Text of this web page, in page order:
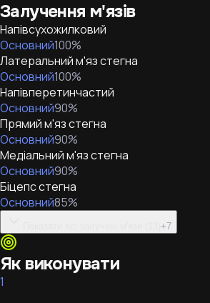
Залучення м'язів
Напівсухожилковий
Основний100%
Латеральний м'яз стегна
Основний100%
Напівперетинчастий
Основний90%
Прямий м'яз стегна
Основний90%
Медіальний м'яз стегна
Основний90%
Біцепс стегна
Основний85%
+7
Як виконувати
1